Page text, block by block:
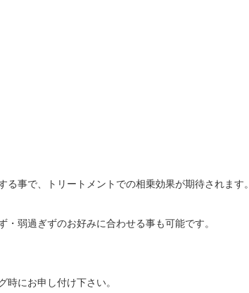
事で、トリートメントでの相乗効果が期待されます。
弱過ぎずのお好みに合わせる事も可能です。
にお申し付け下さい。